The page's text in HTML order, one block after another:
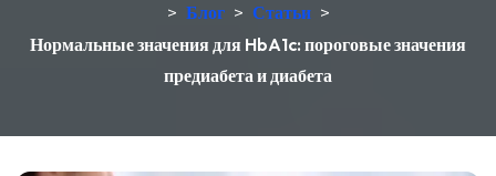
> Блог > Статьи >
Нормальные значения для HbA1c: пороговые значения
предиабета и диабета